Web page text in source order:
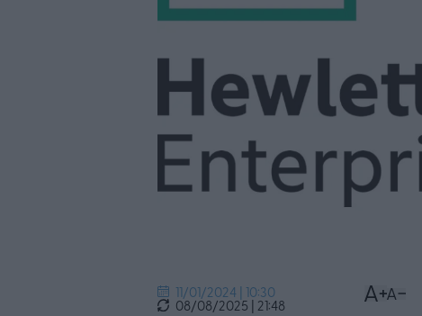
11/01/2024 | 10:30
08/08/2025 | 21:48